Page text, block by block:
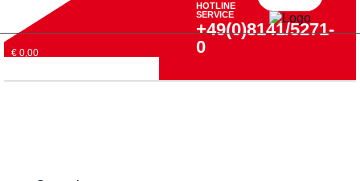
€ 0,00
HOTLINE
SERVICE
+49(0)8141/5271-
0